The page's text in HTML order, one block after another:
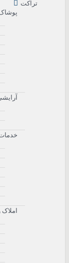
پوشاک و
آرایشی و
خدمات
املاک و